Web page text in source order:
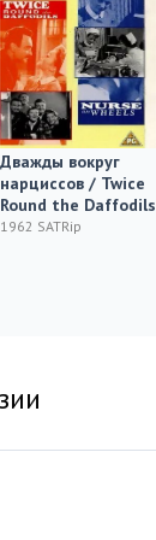
Дважды вокруг
нарциссов / Twice
Round the Daffodils
1962 SATRip